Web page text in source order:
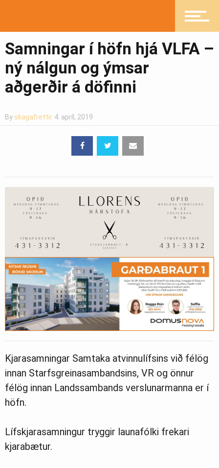
Pistlar
Samningar í höfn hjá VLFA –
ný nálgun og ýmsar
aðgerðir á döfinni
By skagafrettir 4. apríl, 2019
Kjarasamningar Samtaka atvinnulífsins við félög
innan Starfsgreinasambandsins, VR og önnur
félög innan Landssambands verslunarmanna er í
höfn.
Lífskjarasamningur tryggir launafólki frekari
kjarabætur.